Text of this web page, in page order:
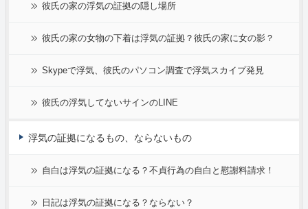
彼氏の家の浮気の証拠の隠し場所
彼氏の家の女物の下着は浮気の証拠？彼氏の家に女の影？
Skypeで浮気、彼氏のパソコン調査で浮気スカイプ発見
彼氏の浮気してないサインのLINE
浮気の証拠になるもの、ならないもの
自白は浮気の証拠になる？不貞行為の自白と慰謝料請求！
日記は浮気の証拠になる？ならない？